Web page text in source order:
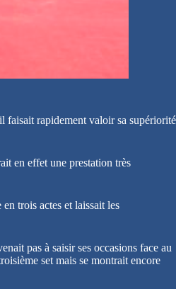
faisait rapidement valoir sa supériorité
en effet une prestation très
trois actes et laissait les
pas à saisir ses occasions face au
set mais se montrait encore